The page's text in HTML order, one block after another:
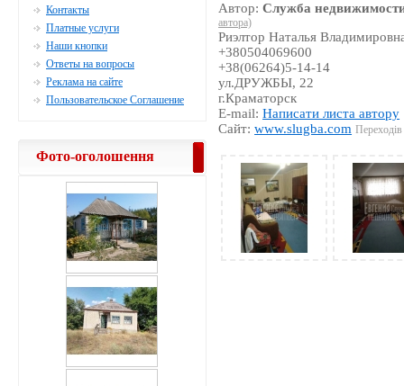
Автор:Служба
автора)
Риэлтор Наталья
+380504069600
+38(06264)5-14-14
ул.ДРУЖБЫ, 22
г.Краматорск
E-mail:Написати листа автору
Сайт:www.slugba.com
Контакты
Платные услуги
Наши кнопки
Ответы на вопросы
Реклама на сайте
Пользовательское Соглашение
Фото-оголошення